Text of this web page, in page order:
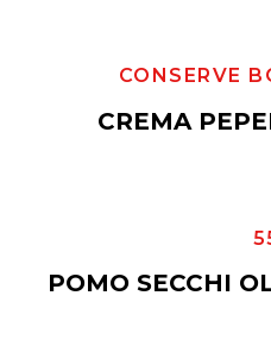
CONSERVE
CREMA
POMO SECCHI